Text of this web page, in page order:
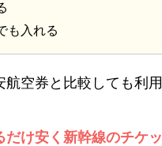
も入れる
空券と比較しても利
だけ安く新幹線のチケ